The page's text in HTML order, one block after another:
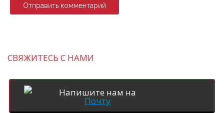
СВЯЖИТЕСЬ С НАМИ
Напишите нам на
Почту